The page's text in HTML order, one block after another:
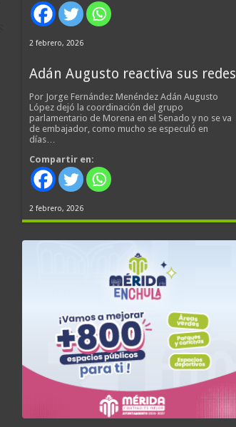
2 febrero, 2026
Adán Augusto reactiva sus redes
Por Jorge Fernández Menéndez Adán Augusto
López dejó la coordinación del grupo
parlamentario de Morena en el Senado y no se va
de embajador, como mucho se especuló en
días…
Compartir en:
2 febrero, 2026